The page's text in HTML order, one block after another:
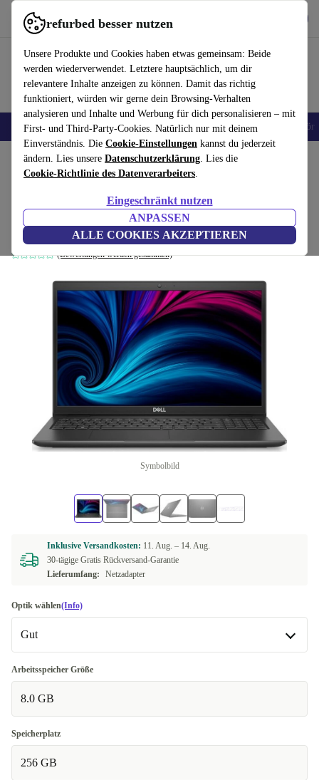
refurbed besser nutzen
Unsere Produkte und Cookies haben etwas gemeinsam: Beide
werden wiederverwendet. Letztere hauptsächlich, um dir
relevantere Inhalte anzeigen zu können. Damit das richtig
funktioniert, würden wir gerne dein Browsing-Verhalten
analysieren und Inhalte und Werbung für dich personalisieren – mit
First- und Third-Party-Cookies. Natürlich nur mit deinem
Einverständnis. Die Cookie-Einstellungen kannst du jederzeit
ändern. Lies unsere Datenschutzerklärung. Lies die
Cookie-Richtlinie des Datenverarbeiters.
Eingeschränkt nutzen
ANPASSEN
ALLE COOKIES AKZEPTIEREN
refurbed schnell und einfach nutzen
🎒 Back to school Handys Laptops Tablets Smartwatches Zubehör
Home Produkte Laptops Dell Laptops
Dell Latitude 3520 | i3-1125G4
| 15.6"
8 GB | 256 GB SSD | FHD | Win 11 Pro | DE
(Bewertungen werden gesammelt)
499,20 €
Neu: 1.349,00 €
Symbolbild
Inklusive Versandkosten: 11. Aug. – 14. Aug.
30-tägige Gratis Rückversand-Garantie
Lieferumfang:
Netzadapter
Optik wählen(Info)
Gut
Gut
Sehr gut
Arbeitsspeicher Größe
8.0 GB
Speicherplatz
256 GB